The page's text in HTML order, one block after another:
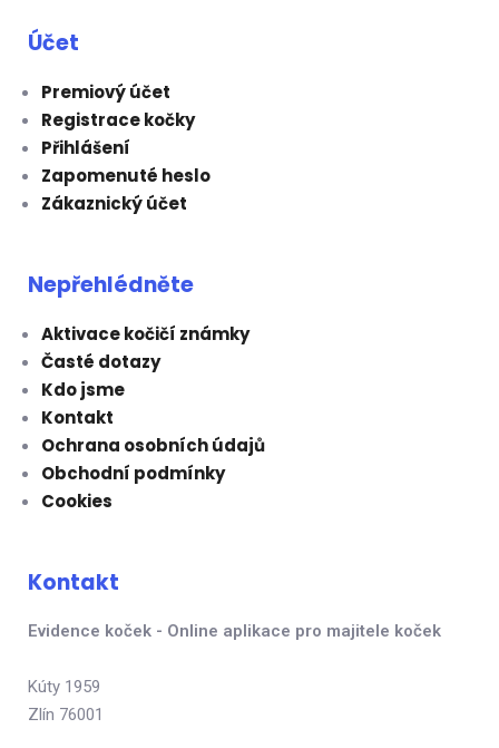
Účet
Premiový účet
Registrace kočky
Přihlášení
Zapomenuté heslo
Zákaznický účet
Nepřehlédněte
Aktivace kočičí známky
Časté dotazy
Kdo jsme
Kontakt
Ochrana osobních údajů
Obchodní podmínky
Cookies
Kontakt
Evidence koček - Online aplikace pro majitele koček
Kúty 1959
Zlín 76001